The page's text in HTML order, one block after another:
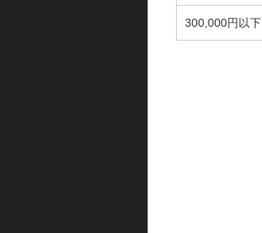
300,000円以下